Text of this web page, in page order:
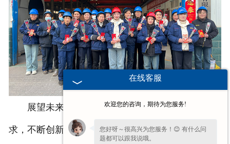
展望未来，大境风机 表示将持续关注员工的需
求，不断创新活动形式，丰富企业文化内涵，携手全
在线客服
欢迎您的咨询，期待为您服务!
您好呀～很高兴为您服务！😊 有什么问
题都可以跟我说哦。